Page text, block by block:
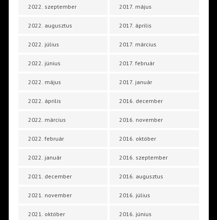
2022. szeptember
2022. augusztus
2022. július
2022. június
2022. május
2022. április
2022. március
2022. február
2022. január
2021. december
2021. november
2021. október
2017. május
2017. április
2017. március
2017. február
2017. január
2016. december
2016. november
2016. október
2016. szeptember
2016. augusztus
2016. július
2016. június